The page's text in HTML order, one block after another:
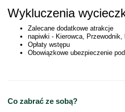
Wykluczenia
Zalecane dodatkowe atrakcje
napiwki - Kierowca, Przewodnik,
Opłaty wstępu
Obowiązkowe ubezpieczenie
Co zabrać ze sobą?